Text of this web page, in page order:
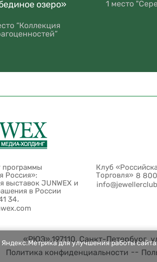
озеро»
“Коллекция
1 место
программы
Россия»:
выставок JUNWEX и
в России
34,
Клуб
Торговля» 8
«РЮЭ»,197110, Санкт-Петербург,
Политика конфиденциальности --
для улучшения работы